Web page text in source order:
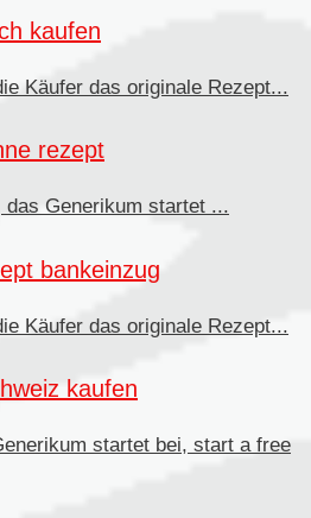
kaufen
Käufer das originale Rezept...
rezept
das Generikum startet ...
bankeinzug
Käufer das originale Rezept...
kaufen
startet bei, start a free